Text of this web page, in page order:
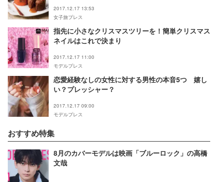
2017.12.17 13:53
女子旅プレス
指先に小さなクリスマスツリーを！簡単クリスマス
ネイルはこれで決まり
2017.12.17 11:00
モデルプレス
恋愛経験なしの女性に対する男性の本音5つ 嬉し
い？プレッシャー？
2017.12.17 09:00
モデルプレス
おすすめ特集
8月のカバーモデルは映画「ブルーロック」の高橋
文哉